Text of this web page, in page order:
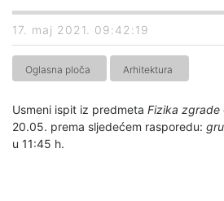
17. maj 2021. 09:42:19
Oglasna ploča Arhitektura
Usmeni ispit iz predmeta Fizika zgrade
20.05. prema sljedećem rasporedu:
u 11:45 h.